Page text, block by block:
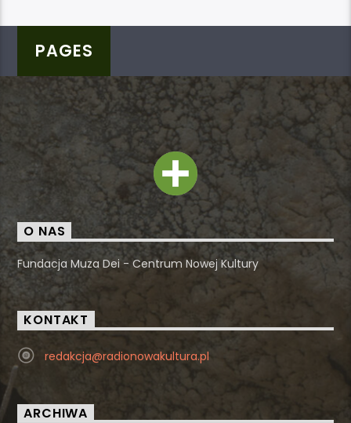
PAGES
O NAS
Fundacja Muza Dei - Centrum Nowej Kultury
KONTAKT
redakcja@radionowakultura.pl
ARCHIWA